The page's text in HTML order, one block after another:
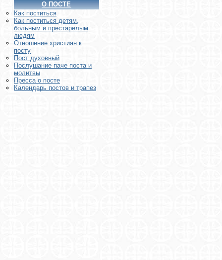
О ПОСТЕ
Как поститься
Как поститься детям,
больным и престарелым
людям
Отношение христиан к
посту
Пост духовный
Послушание паче поста и
молитвы
Пресса о посте
Календарь постов и трапез